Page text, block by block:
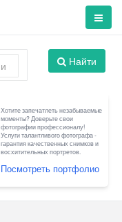
Найти
Хотите запечатлеть незабываемые
моменты? Доверьте свои
фотографии профессионалу!
Услуги талантливого фотографа -
гарантия качественных снимков и
восхитительных портретов.
Посмотреть портфолио